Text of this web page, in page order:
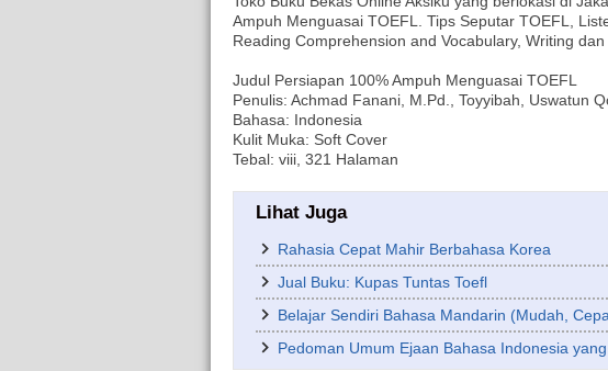
Ampuh Menguasai TOEFL. Tips Seputar TOEFL,
Reading Comprehension and Vocabulary, Writing dan
Judul Persiapan 100% Ampuh Menguasai TOEFL
Penulis: Achmad Fanani, M.Pd., Toyyibah, Uswatun
Bahasa: Indonesia
Kulit Muka: Soft Cover
Tebal: viii, 321 Halaman
Lihat Juga
Rahasia Cepat Mahir Berbahasa Korea
Jual Buku: Kupas Tuntas Toefl
Belajar Sendiri Bahasa Mandarin (Mudah,
Pedoman Umum Ejaan Bahasa Indonesia